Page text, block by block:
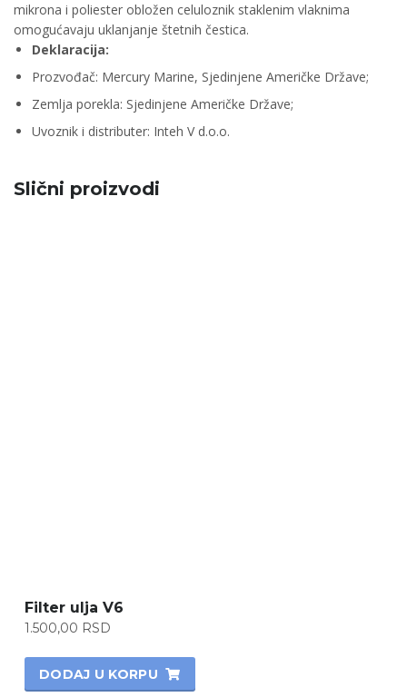
mikrona i poliester obložen celuloznik staklenim vlaknima
omogućavaju uklanjanje štetnih čestica.
Deklaracija:
Prozvođač: Mercury Marine, Sjedinjene Američke Države;
Zemlja porekla: Sjedinjene Američke Države;
Uvoznik i distributer: Inteh V d.o.o.
Slični proizvodi
Filter ulja V6
1.500,00 RSD
DODAJ U KORPU